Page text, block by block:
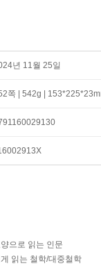
년 11월 25일
쪽 | 542g |
으로 읽는 인문
읽는 철학/대중철학